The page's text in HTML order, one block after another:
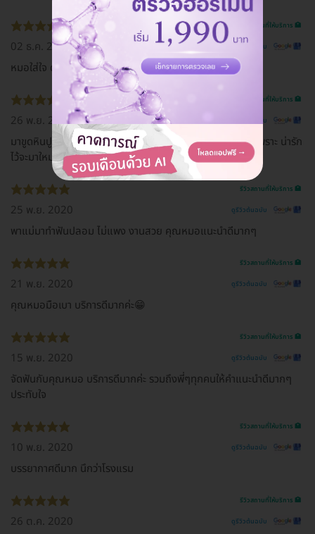
รีวิวสถานที่ให้บริการ 🏥
02 ธ.ค. 2020 ดูรีวิวต้นฉบับ
หมอใส่ใจ ดูแลอย่างเป็นกันเองคร้า
รีวิวสถานที่ให้บริการ 🏥
26 พ.ย. 2020 ดูรีวิวต้นฉบับ
มาขูดหินปูนครั้งแรก สถานที่สะอาด คุณหมอและเจ้าหน้าที่พูดเพราะ น่ารัก
ไว้จะมาใหม่
รีวิวสถานที่ให้บริการ 🏥
25 พ.ย. 2020 ดูรีวิวต้นฉบับ
พาแม่มาทำฟันปลอม ไม่แพง งานสวย คุณหมอแนะนำดีมากๆ
รีวิวสถานที่ให้บริการ 🏥
21 พ.ย. 2020 ดูรีวิวต้นฉบับ
คุณหมอมือเบา บริการดีมากค่ะ😁
รีวิวสถานที่ให้บริการ 🏥
15 พ.ย. 2020 ดูรีวิวต้นฉบับ
จัดฟันกับคุณหมอ บริการดีมากค่ะ รวมถึงพี่ๆทุกคนให้คำแนะนำดีมากๆ
ประทับใจ
รีวิวสถานที่ให้บริการ 🏥
10 พ.ย. 2020 ดูรีวิวต้นฉบับ
บรรยากาศดีมาก นึกว่าโรงแรม
รีวิวสถานที่ให้บริการ 🏥
26 ต.ค. 2020 ดูรีวิวต้นฉบับ